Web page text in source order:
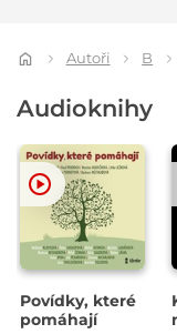
Autoři B
Audioknihy
Povídky, které
pomáhají